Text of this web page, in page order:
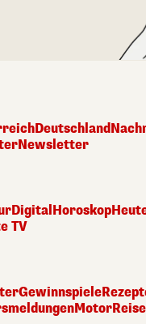
Deutschland
Newsletter
Digital Horoskop
TV
Gewinnspiele
Motor